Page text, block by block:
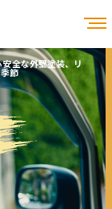
全な外壁塗装、リ
季節